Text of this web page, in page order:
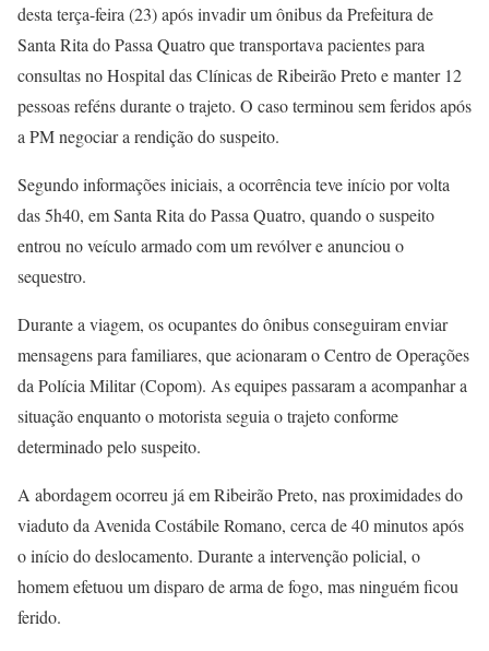
desta terça-feira (23) após invadir um ônibus da Prefeitura de
Santa Rita do Passa Quatro que transportava pacientes para
consultas no Hospital das Clínicas de Ribeirão Preto e manter 12
pessoas reféns durante o trajeto. O caso terminou sem feridos após
a PM negociar a rendição do suspeito.
Segundo informações iniciais, a ocorrência teve início por volta
das 5h40, em Santa Rita do Passa Quatro, quando o suspeito
entrou no veículo armado com um revólver e anunciou o
sequestro.
Durante a viagem, os ocupantes do ônibus conseguiram enviar
mensagens para familiares, que acionaram o Centro de Operações
da Polícia Militar (Copom). As equipes passaram a acompanhar a
situação enquanto o motorista seguia o trajeto conforme
determinado pelo suspeito.
A abordagem ocorreu já em Ribeirão Preto, nas proximidades do
viaduto da Avenida Costábile Romano, cerca de 40 minutos após
o início do deslocamento. Durante a intervenção policial, o
homem efetuou um disparo de arma de fogo, mas ninguém ficou
ferido.